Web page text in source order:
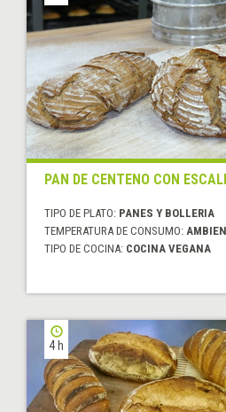
PAN DE CENTENO CON
TIPO DE PLATO: PANES Y BOLLERIA
TEMPERATURA DE CONSUMO:
TIPO DE COCINA: COCINA VEGANA
4 h